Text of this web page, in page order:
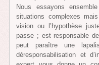
Nous essayons
situations complexes
vision ou l’hypothèse
passe ; est responsable
peut paraître une
déresponsabilisation et